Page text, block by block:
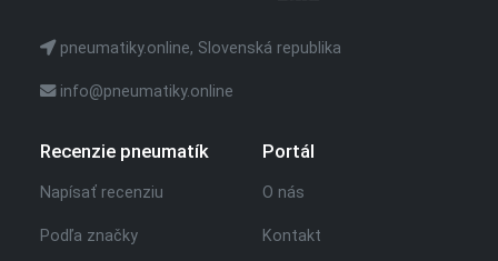
pneumatiky.online, Slovenská republika
info@pneumatiky.online
Recenzie pneumatík
Napísať recenziu
Podľa značky
Portál
O nás
Kontakt